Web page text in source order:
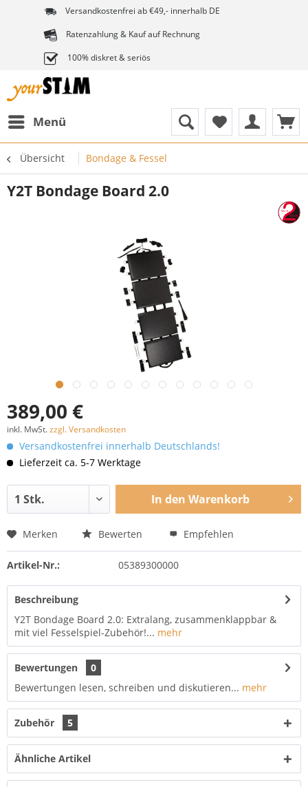
Versandkostenfrei ab €49,- innerhalb DE
Ratenzahlung & Kauf auf Rechnung
100% diskret & seriös
Menü
Übersicht Bondage & Fessel
Y2T Bondage Board 2.0
389,00 €
inkl. MwSt.zzgl. Versandkosten
Versandkostenfrei innerhalb Deutschlands!
Lieferzeit ca. 5-7 Werktage
In den Warenkorb
Merken Bewerten Empfehlen
Artikel-Nr.: 05389300000
Beschreibung
Y2T Bondage Board 2.0: Extralang, zusammenklappbar &
mit viel Fesselspiel-Zubehör!... mehr
Bewertungen
0
Bewertungen lesen, schreiben und diskutieren... mehr
Zubehör 5
Ähnliche Artikel